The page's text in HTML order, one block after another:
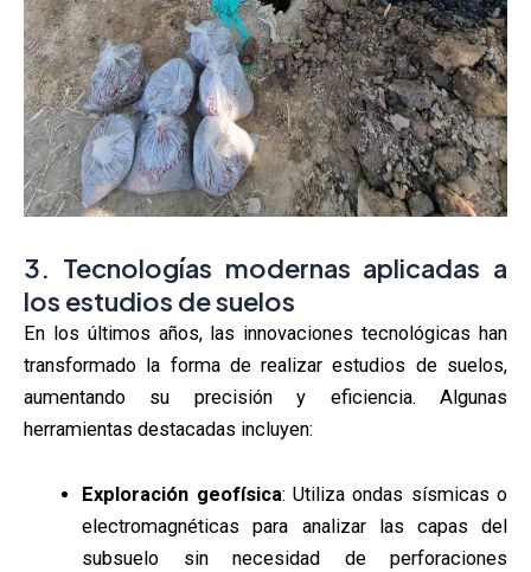
3. Tecnologías modernas aplicadas a
los estudios de suelos
En los últimos años, las innovaciones tecnológicas han
transformado la forma de realizar estudios de suelos,
aumentando su precisión y eficiencia. Algunas
herramientas destacadas incluyen:
Exploración geofísica: Utiliza ondas sísmicas o
electromagnéticas para analizar las capas del
subsuelo sin necesidad de perforaciones